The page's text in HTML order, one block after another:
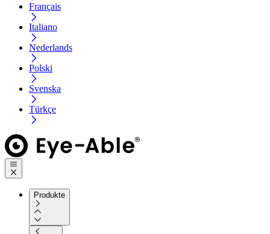
Français
Italiano
Nederlands
Polski
Svenska
Türkçe
Produkte